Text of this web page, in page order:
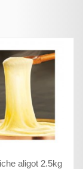
aligot 2.5kg